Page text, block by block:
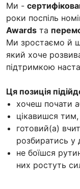
Ми -
роки поспіль
Awards та
Ми зростаємо й
який хоче
підтримкою
Ця позиція
хочеш почати
цікавишся
готовий(а)
розбиратись у
не боїшся
них ростуть